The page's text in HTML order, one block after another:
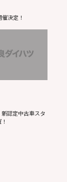
決定！
認定中古車スタ